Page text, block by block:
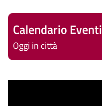
Calendario Eventi
Oggi in città